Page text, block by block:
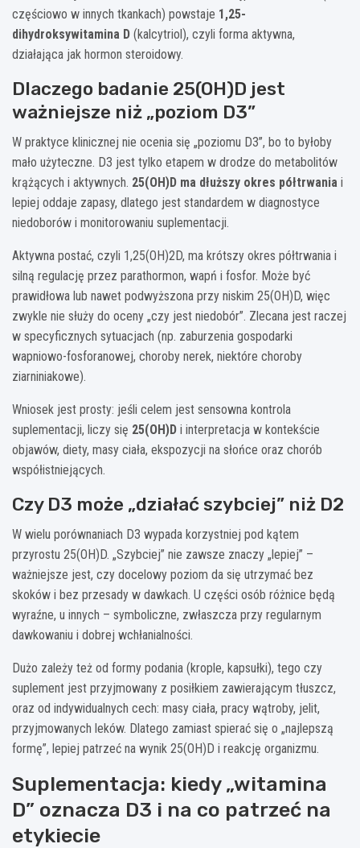
częściowo w innych tkankach) powstaje 1,25-
dihydroksywitamina D (kalcytriol), czyli forma aktywna,
działająca jak hormon steroidowy.
Dlaczego badanie 25(OH)D jest
ważniejsze niż „poziom D3”
W praktyce klinicznej nie ocenia się „poziomu D3”, bo to byłoby
mało użyteczne. D3 jest tylko etapem w drodze do metabolitów
krążących i aktywnych. 25(OH)D ma dłuższy okres półtrwania i
lepiej oddaje zapasy, dlatego jest standardem w diagnostyce
niedoborów i monitorowaniu suplementacji.
Aktywna postać, czyli 1,25(OH)2D, ma krótszy okres półtrwania i
silną regulację przez parathormon, wapń i fosfor. Może być
prawidłowa lub nawet podwyższona przy niskim 25(OH)D, więc
zwykle nie służy do oceny „czy jest niedobór”. Zlecana jest raczej
w specyficznych sytuacjach (np. zaburzenia gospodarki
wapniowo-fosforanowej, choroby nerek, niektóre choroby
ziarniniakowe).
Wniosek jest prosty: jeśli celem jest sensowna kontrola
suplementacji, liczy się 25(OH)D i interpretacja w kontekście
objawów, diety, masy ciała, ekspozycji na słońce oraz chorób
współistniejących.
Czy D3 może „działać szybciej” niż D2
W wielu porównaniach D3 wypada korzystniej pod kątem
przyrostu 25(OH)D. „Szybciej” nie zawsze znaczy „lepiej” –
ważniejsze jest, czy docelowy poziom da się utrzymać bez
skoków i bez przesady w dawkach. U części osób różnice będą
wyraźne, u innych – symboliczne, zwłaszcza przy regularnym
dawkowaniu i dobrej wchłanialności.
Dużo zależy też od formy podania (krople, kapsułki), tego czy
suplement jest przyjmowany z posiłkiem zawierającym tłuszcz,
oraz od indywidualnych cech: masy ciała, pracy wątroby, jelit,
przyjmowanych leków. Dlatego zamiast spierać się o „najlepszą
formę”, lepiej patrzeć na wynik 25(OH)D i reakcję organizmu.
Suplementacja: kiedy „witamina
D” oznacza D3 i na co patrzeć na
etykiecie